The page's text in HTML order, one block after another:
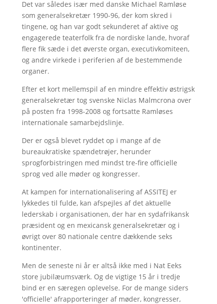
Det var således især med danske Michael Ramløse
som generalsekretær 1990-96, der kom skred i
tingene, og han var godt sekunderet af aktive og
engagerede teaterfolk fra de nordiske lande, hvoraf
flere fik sæde i det øverste organ, executivkomiteen,
og andre virkede i periferien af de bestemmende
organer.
Efter et kort mellemspil af en mindre effektiv østrigsk
generalsekretær tog svenske Niclas Malmcrona over
på posten fra 1998-2008 og fortsatte Ramløses
internationale samarbejdslinje.
Der er også blevet ryddet op i mange af de
bureaukratiske spændetrøjer, herunder
sprogforbistringen med mindst tre-fire officielle
sprog ved alle møder og kongresser.
At kampen for internationalisering af ASSITEJ er
lykkedes til fulde, kan afspejles af det aktuelle
lederskab i organisationen, der har en sydafrikansk
præsident og en mexicansk generalsekretær og i
øvrigt over 80 nationale centre dækkende seks
kontinenter.
Men de seneste ni år er altså ikke med i Nat Eeks
store jubilæumsværk. Og de vigtige 15 år i tredje
bind er en særegen oplevelse. For de mange siders
'officielle' afrapporteringer af møder, kongresser,